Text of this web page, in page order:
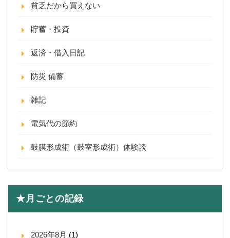
貧乏だから買えない
貯蓄・投資
返済・借入日記
防災 備蓄
雑記
電気代の節約
鼓膜形成術（鼓室形成術）体験談
★月ごとの記録
2026年8月 (1)